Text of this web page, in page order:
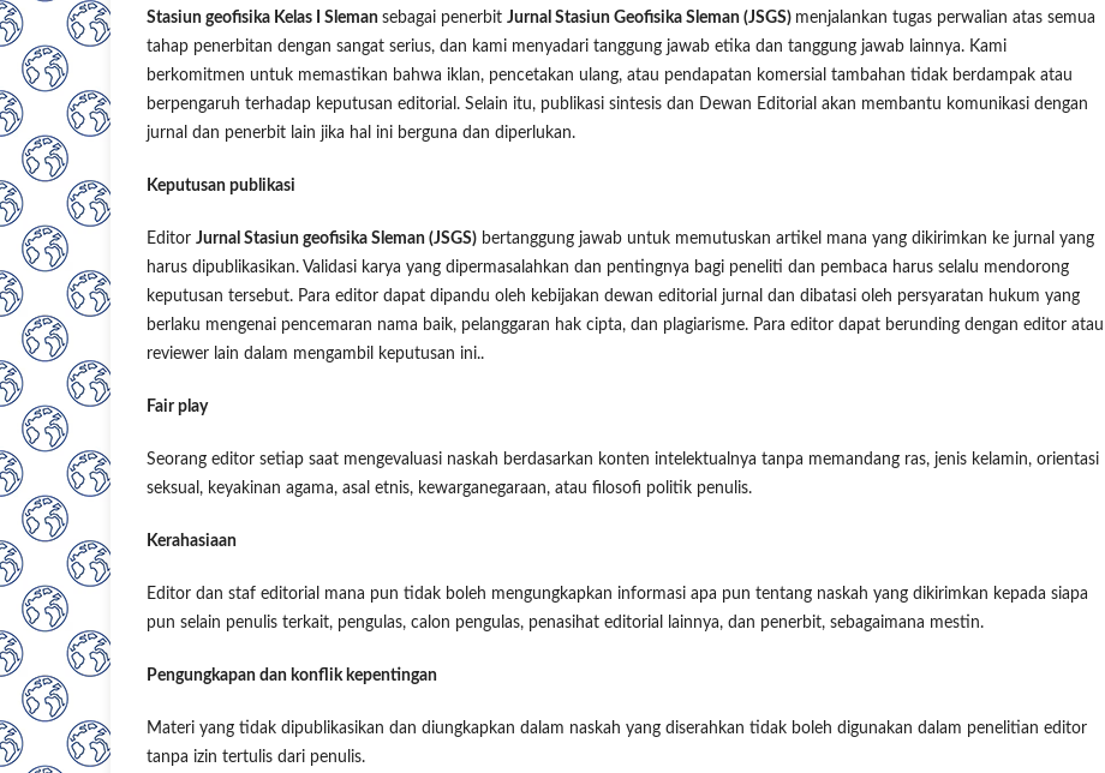
Stasiun geofisika Kelas I Sleman sebagai penerbit Jurnal Stasiun Geofisika Sleman (JSGS) menjalankan tugas perwalian atas semua
tahap penerbitan dengan sangat serius, dan kami menyadari tanggung jawab etika dan tanggung jawab lainnya. Kami
berkomitmen untuk memastikan bahwa iklan, pencetakan ulang, atau pendapatan komersial tambahan tidak berdampak atau
berpengaruh terhadap keputusan editorial. Selain itu, publikasi sintesis dan Dewan Editorial akan membantu komunikasi dengan
jurnal dan penerbit lain jika hal ini berguna dan diperlukan.
Keputusan publikasi
Editor Jurnal Stasiun geofisika Sleman (JSGS) bertanggung jawab untuk memutuskan artikel mana yang dikirimkan ke jurnal yang
harus dipublikasikan. Validasi karya yang dipermasalahkan dan pentingnya bagi peneliti dan pembaca harus selalu mendorong
keputusan tersebut. Para editor dapat dipandu oleh kebijakan dewan editorial jurnal dan dibatasi oleh persyaratan hukum yang
berlaku mengenai pencemaran nama baik, pelanggaran hak cipta, dan plagiarisme. Para editor dapat berunding dengan editor atau
reviewer lain dalam mengambil keputusan ini..
Fair play
Seorang editor setiap saat mengevaluasi naskah berdasarkan konten intelektualnya tanpa memandang ras, jenis kelamin, orientasi
seksual, keyakinan agama, asal etnis, kewarganegaraan, atau filosofi politik penulis.
Kerahasiaan
Editor dan staf editorial mana pun tidak boleh mengungkapkan informasi apa pun tentang naskah yang dikirimkan kepada siapa
pun selain penulis terkait, pengulas, calon pengulas, penasihat editorial lainnya, dan penerbit, sebagaimana mestin.
Pengungkapan dan konflik kepentingan
Materi yang tidak dipublikasikan dan diungkapkan dalam naskah yang diserahkan tidak boleh digunakan dalam penelitian editor
tanpa izin tertulis dari penulis.